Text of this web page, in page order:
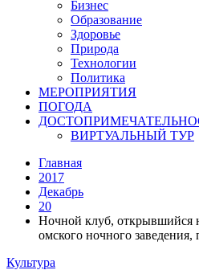
Бизнес
Образование
Здоровье
Природа
Технологии
Политика
МЕРОПРИЯТИЯ
ПОГОДА
ВИРТУАЛЬНЫЙ ТУР
Главная
2017
Декабрь
20
Ночной клуб, открывшийся
омского ночного
Культура